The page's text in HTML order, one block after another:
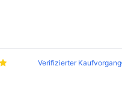
Verifizierter Kaufvorgang